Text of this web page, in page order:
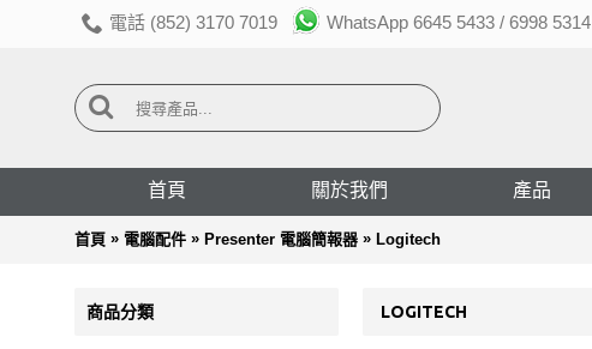
電話 (852) 3170 7019 WhatsApp 6645 5433 / 6998 5314
首頁 關於我們 產品
首頁 » 電腦配件 » Presenter 電腦簡報器 » Logitech
商品分類 LOGITECH